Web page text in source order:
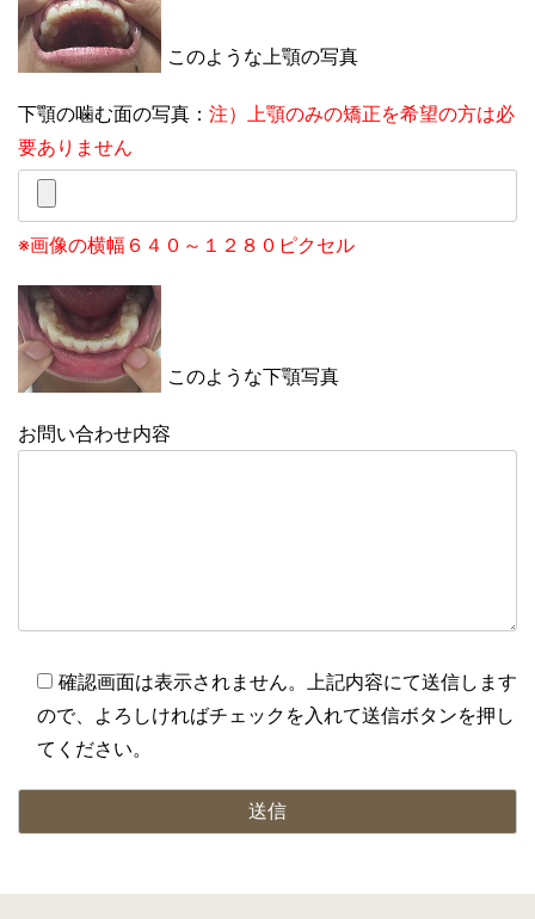
このような上顎の写真
下顎の噛む面の写真： 注）上顎のみの矯正を希望の方は必
要ありません
※画像の横幅６４０～１２８０ピクセル
このような下顎写真
お問い合わせ内容
確認画面は表示されません。上記内容にて送信します
ので、よろしければチェックを入れて送信ボタンを押し
てください。